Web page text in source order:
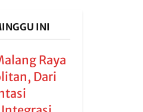
INI
Raya
Dari